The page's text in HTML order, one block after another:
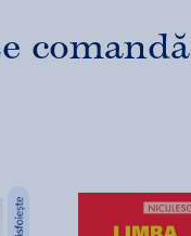
comandă